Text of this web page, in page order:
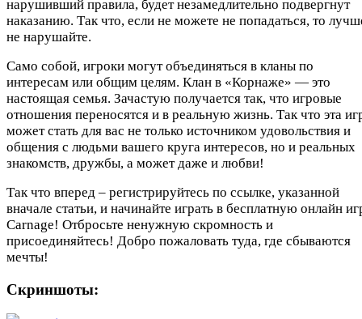
нарушивший правила, будет незамедлительно подвергнут
наказанию. Так что, если не можете не попадаться, то
не нарушайте.
Само собой, игроки могут объединяться в кланы по
интересам или общим целям. Клан в «Корнаже» — это
настоящая семья. Зачастую получается так, что игровые
отношения переносятся и в реальную жизнь. Так что эта
может стать для вас не только источником удовольствия и
общения с людьми вашего круга интересов, но и реальных
знакомств, дружбы, а может даже и любви!
Так что вперед – регистрируйтесь по ссылке, указанной
вначале статьи, и начинайте играть в бесплатную онлайн
Carnage! Отбросьте ненужную скромность и
присоединяйтесь! Добро пожаловать туда, где сбываются
мечты!
Скриншоты: